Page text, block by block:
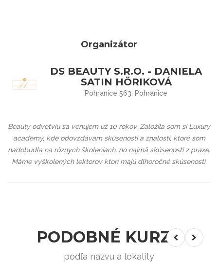
Organizátor
DS BEAUTY S.R.O. - DANIELA
SATIN HÖRIKOVÁ
Pohranice 563, Pohranice
Beauty odvetviu sa venujem už 10 rokov. Založila som siLuxury
academy, kde odovzdávam skúsenosti a znalosti, ktoré som
nadobudla na rôznych školeniach, no najmä skúsenosti z praxe.
Máme vyškolených lektorov ktorí majú dlhoročné skúsenosti.
PODOBNÉ KURZY
podľa názvu a lokality